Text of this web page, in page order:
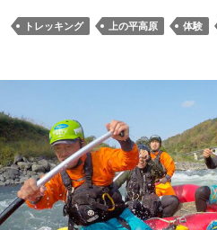
トレッキング 上の平高原 体験